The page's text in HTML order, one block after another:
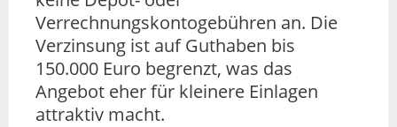
Verrechnungskontogebühren an. Die
Verzinsung ist auf Guthaben bis
150.000 Euro begrenzt, was das
Angebot eher für kleinere Einlagen
attraktiv macht.